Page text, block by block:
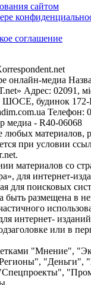
сайтом
соглашение
онлайн-медиа
Адрес: 02091,
будинок 172-
Телефон:
медиа - R40-06068
любых материалов,
при условии
материалов со
для интернет-
для поисковых
быть размещена в
интернет-
или в
"Мнение",
"Деньги",